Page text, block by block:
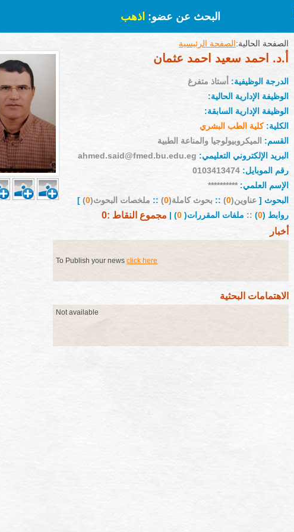
البحث عن عضو: اذهب
الصفحة الحالية:الصفحة الرئيسية
أ.د. احمد سعيد احمد عثمان
الدرجة الوظيفية:
أستاذ متفرغ
الوظيفة الإدارية الحالية:
الوظيفة الإدارية السابقة:
الكلية:كلية الطب البشري
القسم: الميكروبيولوجيا والمناعة الطبية
البريد الإلكتروني التعليمي: ahmed.said@fmed.bu.edu.eg
رقم الموبايل: 0103413474
الإسم العلمي: **********
البحوث [ عناوين(0
)
:: بحوث كاملة(0
)
:: ملخصات البحوث(0
)
]
روابط (0
)
:: ملفات المقررات(0
) | مجموع النقاط :0
أخبار
To Publish your newsclick here
الاهتمامات البحثية
Not available